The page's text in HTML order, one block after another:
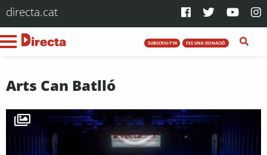
directa.cat
SUBSCRIU-T'HI FES UNA DONACIÓ
Arts Can Batlló